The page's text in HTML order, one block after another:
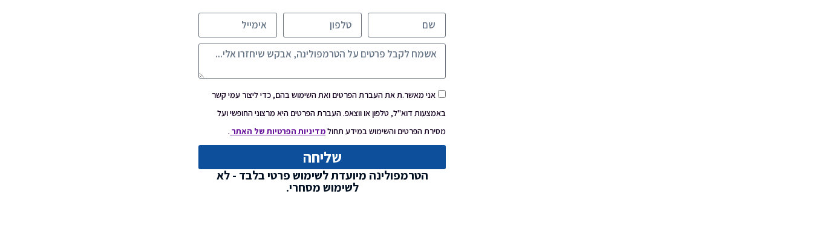
אני מאשר.ת את העברת הפרטים ואת השימוש בהם, כדי ליצור עמי קשר
באמצעות דוא"ל, טלפון או ווצאפ. העברת הפרטים היא מרצוני החופשי ועל
מסירת הפרטים והשימוש במידע תחולמדיניות הפרטיות של האתר .
שליחה
הטרמפולינה מיועדת לשימוש פרטי בלבד - לא
לשימוש מסחרי.